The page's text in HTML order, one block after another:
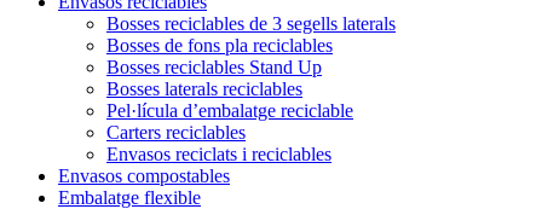
Bosses reciclables de 3 segells laterals
Bosses de fons pla reciclables
Bosses reciclables Stand Up
Bosses laterals reciclables
Pel·lícula d’embalatge reciclable
Carters reciclables
Envasos reciclats i reciclables
Envasos compostables
Embalatge flexible